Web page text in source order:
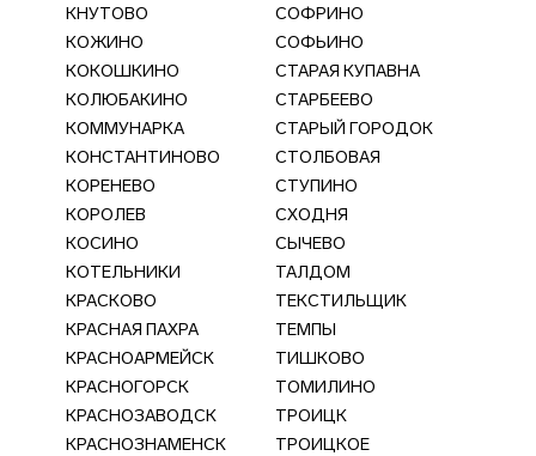
КНУТОВО
КОЖИНО
КОКОШКИНО
КОЛЮБАКИНО
КОММУНАРКА
КОНСТАНТИНОВО
КОРЕНЕВО
КОРОЛЕВ
КОСИНО
КОТЕЛЬНИКИ
КРАСКОВО
КРАСНАЯ ПАХРА
КРАСНОАРМЕЙСК
КРАСНОГОРСК
КРАСНОЗАВОДСК
КРАСНОЗНАМЕНСК
СОФРИНО
СОФЬИНО
СТАРАЯ КУПАВНА
СТАРБЕЕВО
СТАРЫЙ ГОРОДОК
СТОЛБОВАЯ
СТУПИНО
СХОДНЯ
СЫЧЕВО
ТАЛДОМ
ТЕКСТИЛЬЩИК
ТЕМПЫ
ТИШКОВО
ТОМИЛИНО
ТРОИЦК
ТРОИЦКОЕ